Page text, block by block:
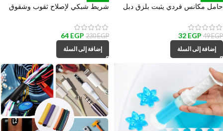
حامل مكانس فردي يثبت بلزق دبل
49EGP
32 EGP
إضافة إلى السلة
شريط شبكي لإصلاح ثقوب وشقوق
230EGP
64 EGP
إضافة إلى السلة